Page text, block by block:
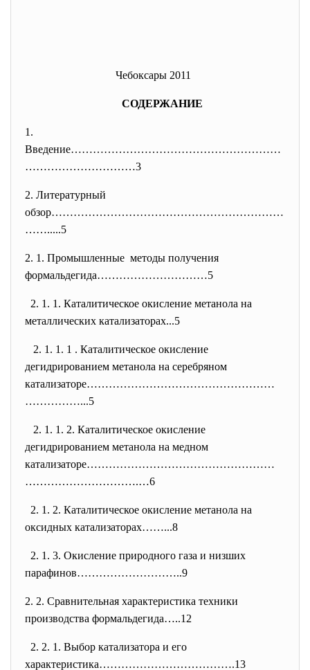
Чебоксары 2011
СОДЕРЖАНИЕ
1.
Введение…………………………………………………
…………………………3
2. Литературный
обзор………………………………………………………
…….....5
2. 1. Промышленные методы получения
формальдегида…………………………5
2. 1. 1. Каталитическое окисление метанола на
металлических катализаторах...5
2. 1. 1. 1 . Каталитическое окисление
дегидрированием метанола на серебряном
катализаторе……………………………………………
……………...5
2. 1. 1. 2. Каталитическое окисление
дегидрированием метанола на медном
катализаторе……………………………………………
………………………….…6
2. 1. 2. Каталитическое окисление метанола на
оксидных катализаторах……...8
2. 1. 3. Окисление природного газа и низших
парафинов………………………..9
2. 2. Сравнительная характеристика техники
производства формальдегида…..12
2. 2. 1. Выбор катализатора и его
характеристика……………………………….13